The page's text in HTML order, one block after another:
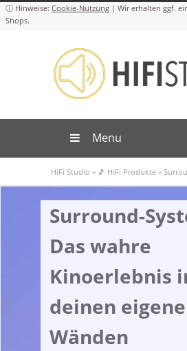
Cookie-Nutzung
Menu
HiFi Studio » 🎵 HiFi Produkte »
Surround-
Das wahre
Kinoerlebnis
deinen
Wänden